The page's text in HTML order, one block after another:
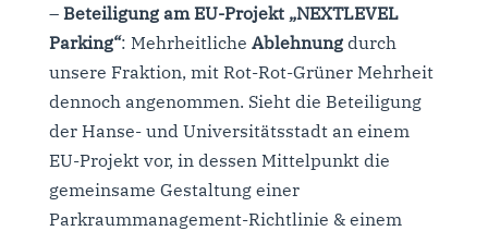
– Beteiligung am EU-Projekt „NEXTLEVEL
Parking“: Mehrheitliche Ablehnungdurch
unsere Fraktion, mit Rot-Rot-Grüner Mehrheit
dennoch angenommen. Sieht die Beteiligung
der Hanse- und Universitätsstadt an einem
EU-Projekt vor, in dessen Mittelpunkt die
gemeinsame Gestaltung einer
Parkraummanagement-Richtlinie & einem